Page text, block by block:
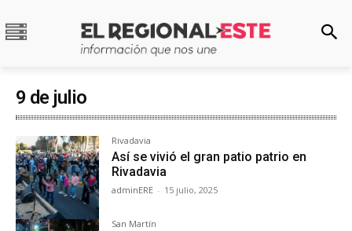
9 de julio
Rivadavia
Así se vivió el gran patio patrio en
Rivadavia
adminERE - 15 julio, 2025
San Martín